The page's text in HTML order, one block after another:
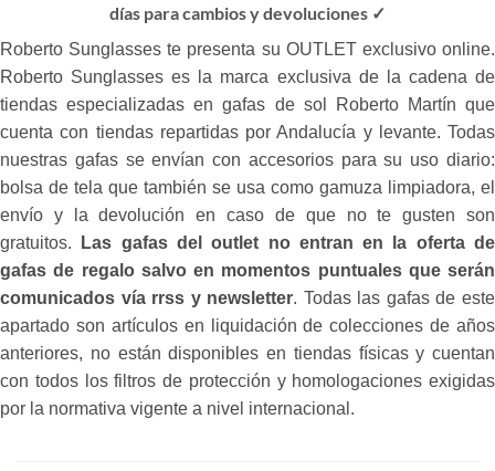
días para cambios y devoluciones ✓
Roberto Sunglasses te presenta su OUTLET exclusivo online.
Roberto Sunglasses es la marca exclusiva de la cadena de
tiendas especializadas en gafas de sol Roberto Martín que
cuenta con tiendas repartidas por Andalucía y levante. Todas
nuestras gafas se envían con accesorios para su uso diario:
bolsa de tela que también se usa como gamuza limpiadora, el
envío y la devolución en caso de que no te gusten son
gratuitos.
Las gafas del outlet no entran en la oferta de
gafas de regalo salvo en momentos puntuales que serán
comunicados vía rrss y newsletter. Todas las gafas de este
apartado son artículos en liquidación de colecciones de años
anteriores, no están disponibles en tiendas físicas y cuentan
con todos los filtros de protección y homologaciones exigidas
por la normativa vigente a nivel internacional.